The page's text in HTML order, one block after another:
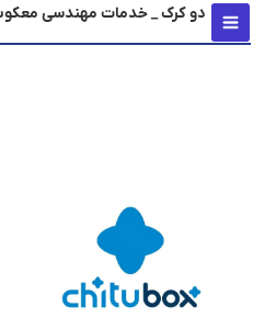
دو کرک _ خدمات مهندسی معکوس